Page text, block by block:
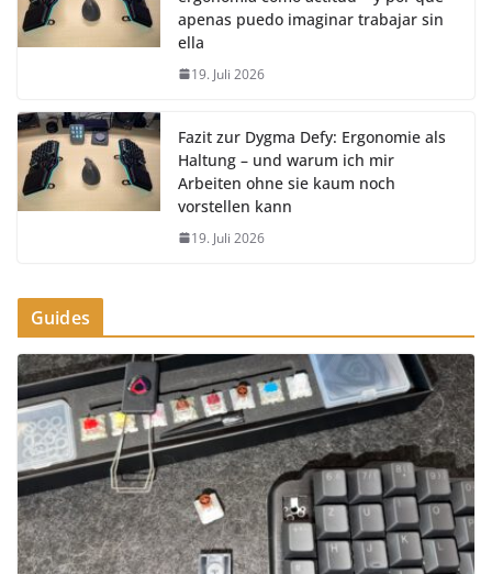
apenas puedo imaginar trabajar sin
ella
19. Juli 2026
Fazit zur Dygma Defy: Ergonomie als
Haltung – und warum ich mir
Arbeiten ohne sie kaum noch
vorstellen kann
19. Juli 2026
Guides